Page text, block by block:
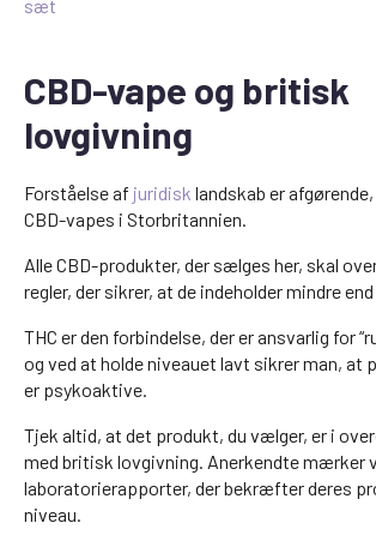
sæt
CBD-vape og britisk
lovgivning
Forståelse af juridisk landskab er
CBD-vapes i Storbritannien.
Alle CBD-produkter, der sælges her, skal
regler, der sikrer, at de indeholder mindre
THC er den forbindelse, der er ansvarlig for
og ved at holde niveauet lavt sikrer man, at
er psykoaktive.
Tjek altid, at det produkt, du vælger, er i
med britisk lovgivning. Anerkendte mærker
laboratorierapporter, der bekræfter deres
niveau.